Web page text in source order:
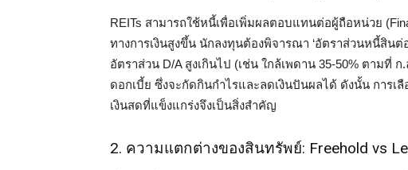
REITs สามารถใช้หนี้เพื่อเพิ่มผลตอบแทนต่อผู้ถือหน่วย
ทางการเงินสูงขึ้น นักลงทุนต้องพิจารณา ‘อัตราส่วนหนี้สินต่
อัตราส่วน D/A สูงเกินไป (เช่น ใกล้เพดาน 35-50% ตาม
ดอกเบี้ย ซึ่งจะกัดกินกำไรและลดเงินปันผลได้ ดังนั้น การเ
เงินสดที่แข็งแกร่งจึงเป็นสิ่งสำคัญ
2. ความแตกต่างของสินทรัพย์: Freehold vs